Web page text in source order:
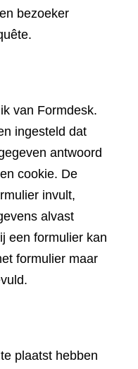
bezoeker
van Formdesk.
ingesteld dat
antwoord
cookie. De
invult,
alvast
een formulier kan
formulier maar
plaatst hebben